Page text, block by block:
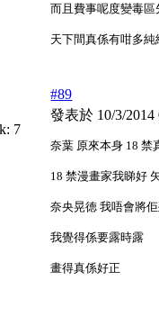
而且費事呢度變毒區
天下間真係有咁多純
#89
發表於 10/3/2014
奈葉 原來本身 18 禁
18 禁漫畫家我睇好
奈央晃徳 我唔會將
我覺得係要露時露
畫得真係好正